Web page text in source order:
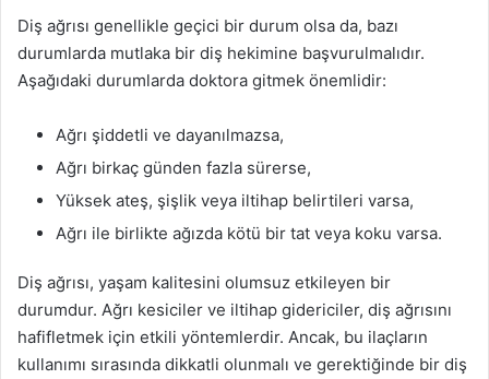
Diş ağrısı genellikle geçici bir durum olsa da, bazı
durumlarda mutlaka bir diş hekimine başvurulmalıdır.
Aşağıdaki durumlarda doktora gitmek önemlidir:
Ağrı şiddetli ve dayanılmazsa,
Ağrı birkaç günden fazla sürerse,
Yüksek ateş, şişlik veya iltihap belirtileri varsa,
Ağrı ile birlikte ağızda kötü bir tat veya koku varsa.
Diş ağrısı, yaşam kalitesini olumsuz etkileyen bir
durumdur. Ağrı kesiciler ve iltihap gidericiler, diş ağrısını
hafifletmek için etkili yöntemlerdir. Ancak, bu ilaçların
kullanımı sırasında dikkatli olunmalı ve gerektiğinde bir diş